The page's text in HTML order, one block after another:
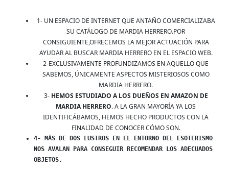
1- UN ESPACIO DE INTERNET QUE ANTAÑO COMERCIALIZABA
SU CATÁLOGO DE MARDIA HERRERO.POR
CONSIGUIENTE,OFRECEMOS LA MEJOR ACTUACIÓN PARA
AYUDAR AL BUSCAR MARDIA HERRERO EN EL ESPACIO WEB.
2-EXCLUSIVAMENTE PROFUNDIZAMOS EN AQUELLO QUE
SABEMOS, ÚNICAMENTE ASPECTOS MISTERIOSOS COMO
MARDIA HERRERO.
3- HEMOS ESTUDIADO A LOS DUEÑOS EN AMAZON DE
MARDIA HERRERO. A LA GRAN MAYORÍA YA LOS
IDENTIFICÁBAMOS, HEMOS HECHO PRODUCTOS CON LA
FINALIDAD DE CONOCER CÓMO SON.
4- MÁS DE DOS LUSTROS EN EL ENTORNO DEL ESOTERISMO
NOS AVALAN PARA CONSEGUIR RECOMENDAR LOS ADECUADOS
OBJETOS.